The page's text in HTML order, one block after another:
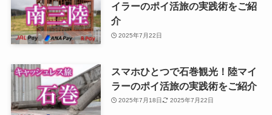
イラーのポイ活旅の実践術をご紹
介
2025年7月22日
スマホひとつで石巻観光！陸マイ
ラーのポイ活旅の実践術をご紹介
2025年7月18日 2025年7月22日